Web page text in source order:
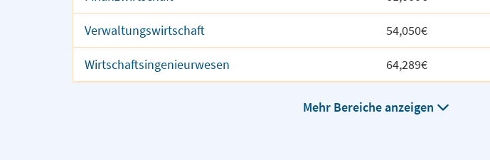
Verwaltungswirtschaft 54,050€
Wirtschaftsingenieurwesen 64,289€
Mehr Bereiche anzeigen